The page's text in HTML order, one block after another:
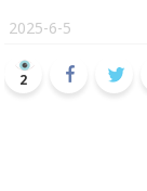
2025-6-5
2